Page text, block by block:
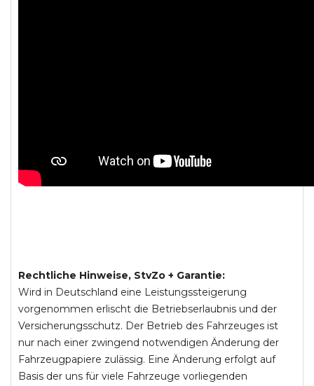
Rechtliche Hinweise, StvZo + Garantie:
Wird in Deutschland eine Leistungssteigerung
vorgenommen erlischt die Betriebserlaubnis und der
Versicherungsschutz. Der Betrieb des Fahrzeuges ist
nur nach einer zwingend notwendigen Änderung der
Fahrzeugpapiere zulässig. Eine Änderung erfolgt auf
Basis der uns für viele Fahrzeuge vorliegenden